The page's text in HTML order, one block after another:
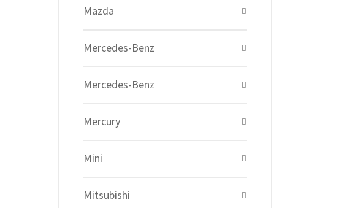
Mazda
Mercedes-Benz
Mercedes-Benz
Mercury
Mini
Mitsubishi